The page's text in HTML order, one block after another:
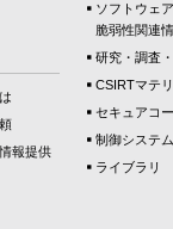
報提供
ソフトウェ
脆弱性関連
研究・調査
CSIRTマテ
セキュアコ
制御システ
ライブラリ